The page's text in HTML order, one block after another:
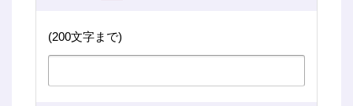
(200文字まで)